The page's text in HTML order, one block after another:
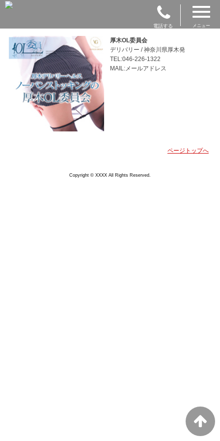
電話する メニュー
厚木OL委員会
デリバリー / 神奈川県厚木発
TEL:046-226-1322
MAIL:メールアドレス
ページトップへ
Copyright © XXXX All Rights Reserved.